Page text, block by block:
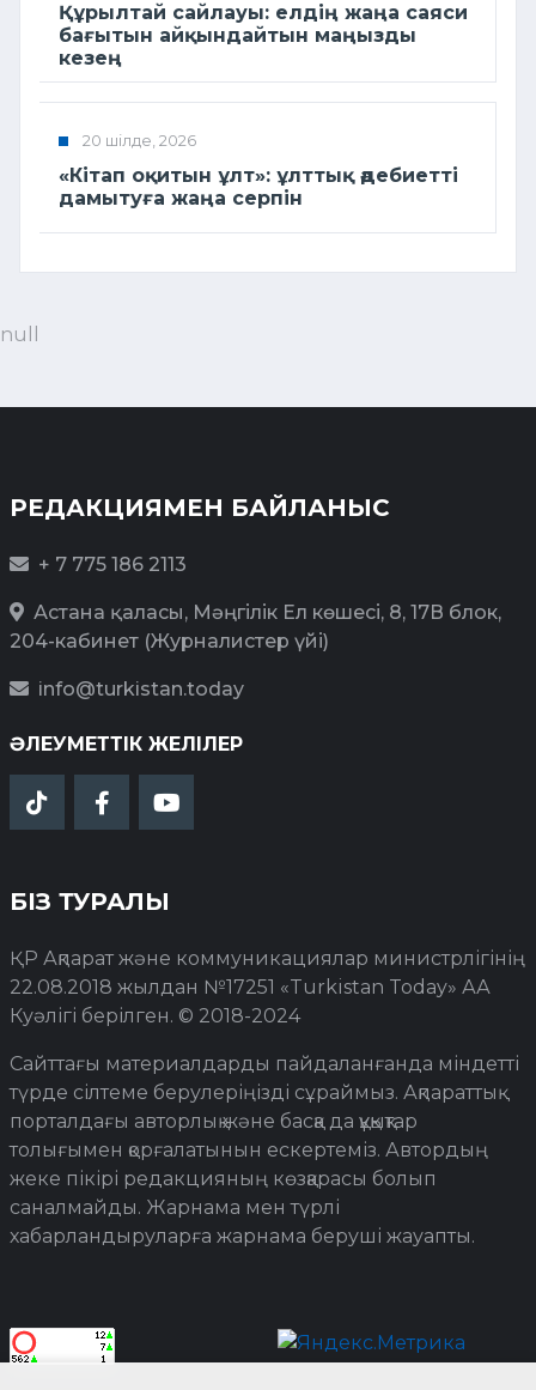
Құрылтай сайлауы: елдің жаңа саяси
бағытын айқындайтын маңызды
кезең
20 шілде, 2026
«Кітап оқитын ұлт»: ұлттық әдебиетті
дамытуға жаңа серпін
null
РЕДАКЦИЯМЕН БАЙЛАНЫС
+ 7 775 186 2113
Астана қаласы, Мәңгілік Ел көшесі, 8, 17В блок,
204-кабинет (Журналистер үйі)
info@turkistan.today
ӘЛЕУМЕТТІК ЖЕЛІЛЕР
БІЗ ТУРАЛЫ
ҚР Ақпарат және коммуникациялар министрлігінің
22.08.2018 жылдан №17251 «Turkistan Today» АА
Куәлігі берілген. © 2018-2024
Сайттағы материалдарды пайдаланғанда міндетті
түрде сілтеме берулеріңізді сұраймыз. Ақпараттық
порталдағы авторлық және басқа да құқықтар
толығымен қорғалатынын ескертеміз. Автордың
жеке пікірі редакцияның көзқарасы болып
саналмайды. Жарнама мен түрлі
хабарландыруларға жарнама беруші жауапты.